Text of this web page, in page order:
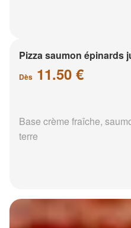
Pizza saumon épinards
Dès 11.50 €
Base crème fraîche,
terre